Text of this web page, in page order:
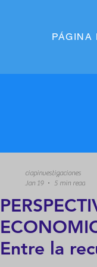
PÁGINA
Entre la
ciapinvestigaciones
Jan 19
5 min read